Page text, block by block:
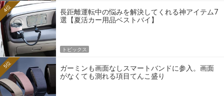
長距離運転中の悩みを解決してくれる神アイテム7
選【夏活カー用品ベストバイ】
4位
トピックス
ガーミンも画面なしスマートバンドに参入。画面
がなくても測れる項目てんこ盛り
5位